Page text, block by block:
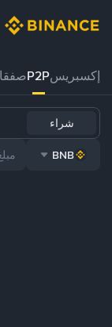
إكسبريسP2P
شراء
BNB